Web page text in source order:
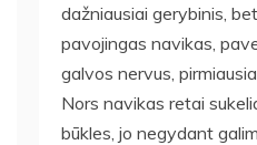
dažniausiai gerybinis,
pavojingas navikas,
galvos nervus,
Nors navikas retai
būkles, jo negydant